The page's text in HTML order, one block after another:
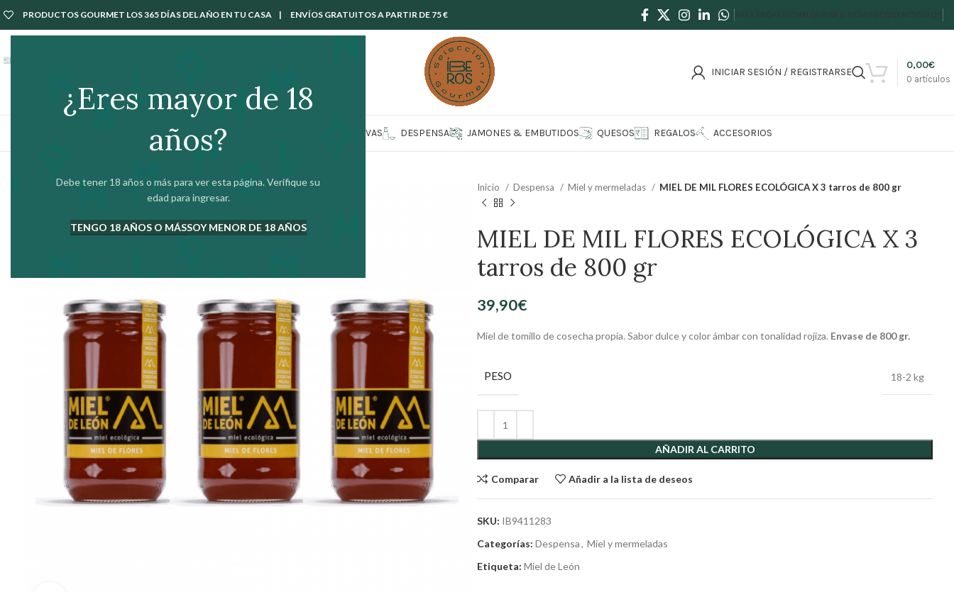
¿Eres mayor de 18
años?
Debe tener 18 años o más para ver esta página. Verifique su
edad para ingresar.
TENGO 18 AÑOS O MÁSSOY MENOR DE 18 AÑOS
PRODUCTOS GOURMET LOS 365 DÍAS DEL AÑO EN TU CASA | ENVÍOS GRATUITOS A PARTIR DE 75 €
INICIAR SESIÓN / REGISTRARSE
0 artículos
0,00€
ABRIR Y SERVIR CONSERVAS DESPENSA JAMONES & EMBUTIDOS QUESOS REGALOS ACCESORIOS
Inicio Despensa Miel y mermeladas MIEL DE MIL FLORES ECOLÓGICA X 3 tarros de 800 gr
MIEL DE MIL FLORES ECOLÓGICA X 3
tarros de 800 gr
39,90€
Miel de tomillo de cosecha propia. Sabor dulce y color ámbar con tonalidad rojiza. Envase de 800 gr.
PESO 18-2 kg
AÑADIR AL CARRITO
Comparar Añadir a la lista de deseos
SKU: IB9411283
Categorías: Despensa, Miel y mermeladas
Etiqueta: Miel de León